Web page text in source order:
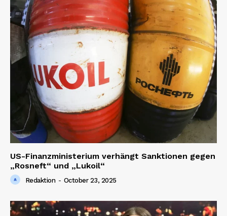
Contact us
US-Finanzministerium verhängt Sanktionen gegen
„Rosneft“ und „Lukoil“
Redaktion - October 23, 2025